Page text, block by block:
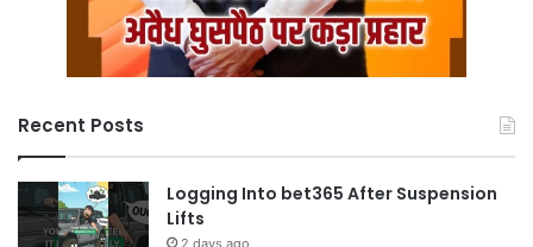
Recent Posts
Logging Into bet365 After Suspension
Lifts
2 days ago